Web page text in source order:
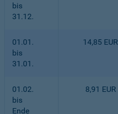
bis
31.12.
01.01.
bis
31.01.
14,85 EUR
01.02.
bis
Ende
8,91 EUR